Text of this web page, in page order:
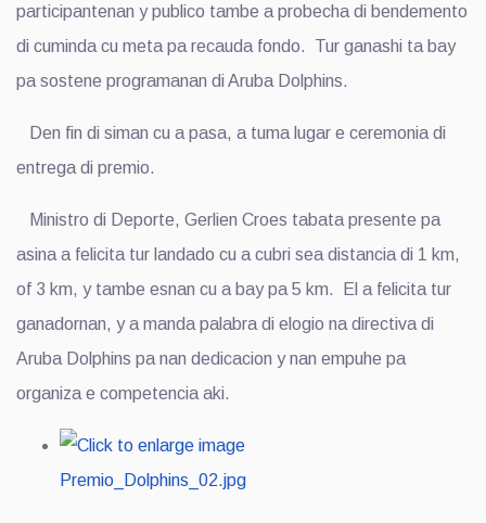
participantenan y publico tambe a probecha di bendemento
di cuminda cu meta pa recauda fondo. Tur ganashi ta bay
pa sostene programanan di Aruba Dolphins.
Den fin di siman cu a pasa, a tuma lugar e ceremonia di
entrega di premio.
Ministro di Deporte, Gerlien Croes tabata presente pa
asina a felicita tur landado cu a cubri sea distancia di 1 km,
of 3 km, y tambe esnan cu a bay pa 5 km. El a felicita tur
ganadornan, y a manda palabra di elogio na directiva di
Aruba Dolphins pa nan dedicacion y nan empuhe pa
organiza e competencia aki.